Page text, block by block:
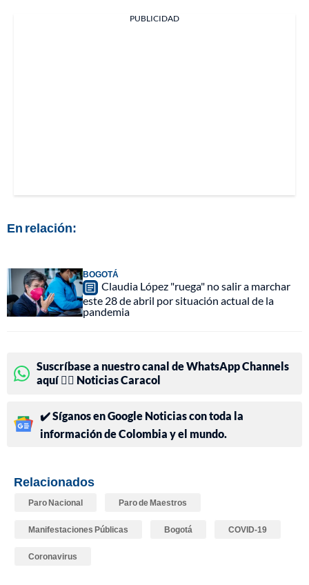
PUBLICIDAD
En relación:
BOGOTÁ
Claudia López "ruega" no salir a marchar
este 28 de abril por situación actual de la
pandemia
Suscríbase a nuestro canal de WhatsApp Channels
aquí 👉🏻 Noticias Caracol
✔️ Síganos en Google Noticias con toda la
información de Colombia y el mundo.
Relacionados
Paro Nacional Paro de Maestros
Manifestaciones Públicas Bogotá COVID-19
Coronavirus